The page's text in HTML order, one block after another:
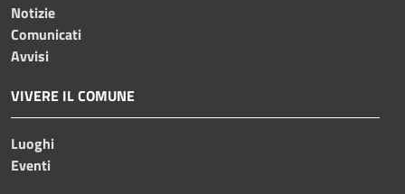
Notizie
Comunicati
Avvisi
VIVERE IL COMUNE
Luoghi
Eventi